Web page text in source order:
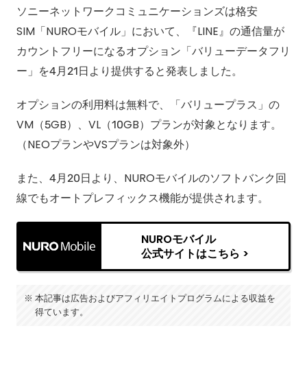
ソニーネットワークコミュニケーションズは格安
SIM「NUROモバイル」において、『LINE』の通信量が
カウントフリーになるオプション「バリューデータフリ
ー」を4月21日より提供すると発表しました。
オプションの利用料は無料で、「バリュープラス」の
VM（5GB）、VL（10GB）プランが対象となります。
（NEOプランやVSプランは対象外）
また、4月20日より、NUROモバイルのソフトバンク回
線でもオートプレフィックス機能が提供されます。
NUROモバイル
公式サイトはこちら >
本記事は広告およびアフィリエイトプログラムによる収益を
得ています。